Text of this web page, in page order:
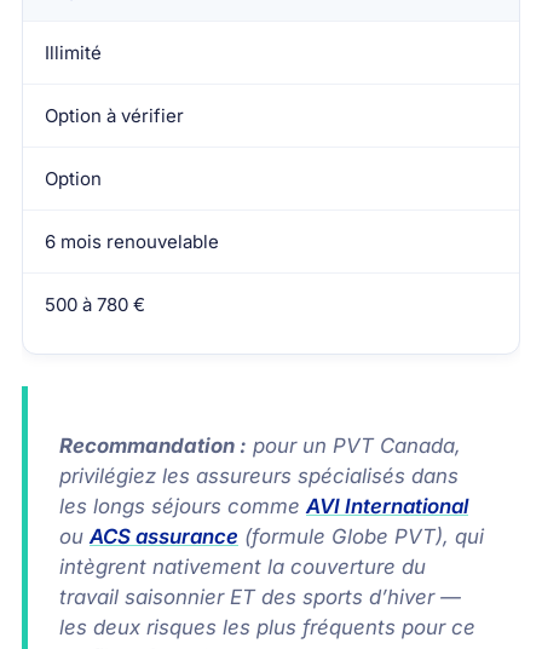
Illimité
Option à vérifier
Option
6 mois renouvelable
500 à 780 €
Recommandation : pour un PVT Canada,
privilégiez les assureurs spécialisés dans
les longs séjours commeAVI International
ouACS assurance (formule Globe PVT), qui
intègrent nativement la couverture du
travail saisonnier ET des sports d’hiver —
les deux risques les plus fréquents pour ce